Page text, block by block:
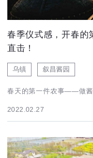
春季仪式感，开春的
直击！
乌镇 叙昌酱园
春天的第一件农事——做酱
2022.02.27